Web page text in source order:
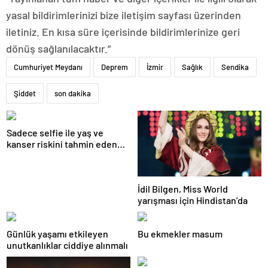
yasal bildirimlerinizi bize iletişim sayfası üzerinden
iletiniz. En kısa süre içerisinde bildirimlerinize geri
dönüş sağlanılacaktır.”
Cumhuriyet Meydanı Deprem İzmir Sağlık Sendika
Şiddet son dakika
Sadece selfie ile yaş ve
kanser riskini tahmin eden
İdil Bilgen, Miss World
yarışması için Hindistan’da
Günlük yaşamı etkileyen
unutkanlıklar ciddiye alınmalı
Bu ekmekler masum